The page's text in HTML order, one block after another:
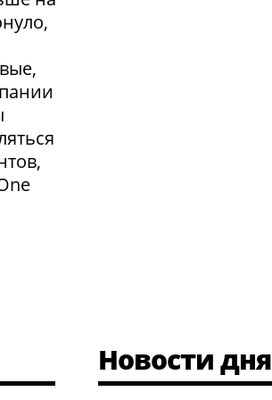
Новости дня